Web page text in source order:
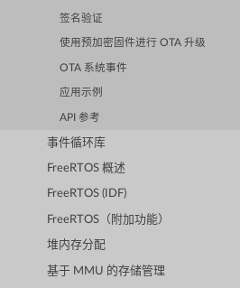
签名验证
使用预加密固件进行 OTA 升级
OTA 系统事件
应用示例
API 参考
事件循环库
FreeRTOS 概述
FreeRTOS (IDF)
FreeRTOS（附加功能）
堆内存分配
基于 MMU 的存储管理